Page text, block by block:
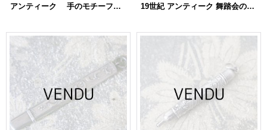
アンティーク 手のモチーフのクラヴィエ シャトレーヌ マザーオブパール 19世紀 アンティーク 舞踏会のブーケ入れ POMPONNE